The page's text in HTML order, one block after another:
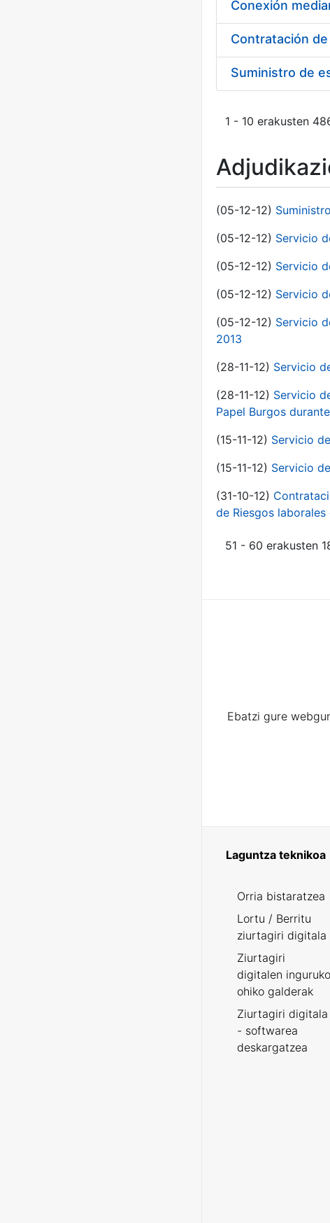
Suministro de
1 - 10 erakusten
(05-12-12)
(05-12-12) Servicio
(05-12-12) Servicio
(05-12-12) Servicio
(05-12-12) Servicio
2013
(28-11-12) Servicio
(28-11-12) Servicio
Papel Burgos
(15-11-12) Servicio
(15-11-12) Servicio
(31-10-12)
de Riesgos laborales
51 - 60 erakusten
Ebatzi gure
Laguntza teknikoa
Orria bistaratzea
Lortu / Berritu
ziurtagiri digitala
Ziurtagiri
digitalen inguruko
ohiko galderak
Ziurtagiri digitala
- softwarea
deskargatzea